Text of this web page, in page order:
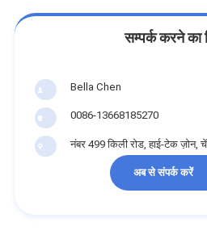
सम्पर्क करने का
Bella Chen
0086-13668185270
नंबर 499 किली रोड, हाई-टेक ज़ोन,
अब से संपर्क करें